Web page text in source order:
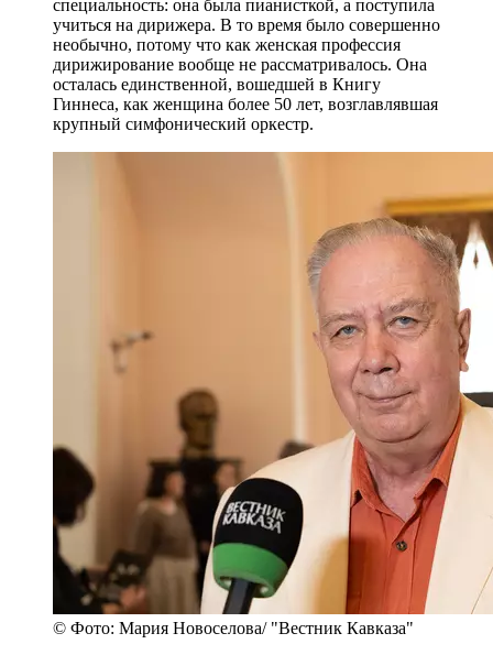
специальность: она была пианисткой, а поступила
учиться на дирижера. В то время было совершенно
необычно, потому что как женская профессия
дирижирование вообще не рассматривалось. Она
осталась единственной, вошедшей в Книгу
Гиннеса, как женщина более 50 лет, возглавлявшая
крупный симфонический оркестр.
© Фото: Мария Новоселова/ "Вестник Кавказа"